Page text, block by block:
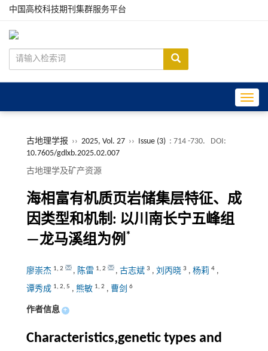
中国高校科技期刊集群服务平台
古地理学报 ›› 2025, Vol. 27 ›› Issue (3) : 714 -730.
DOI:
10.7605/gdlxb.2025.02.007
古地理学及矿产资源
海相富有机质页岩储集层特征、成
因类型和机制: 以川南长宁五峰组
—龙马溪组为例*
廖崇杰 1, 2 , 陈雷 1, 2 , 古志斌 3 , 刘丙晓 3 , 杨莉 4,
谭秀成 1, 2, 5 , 熊敏 1, 2 , 曹剑 6
作者信息 +
Characteristics,genetic types and